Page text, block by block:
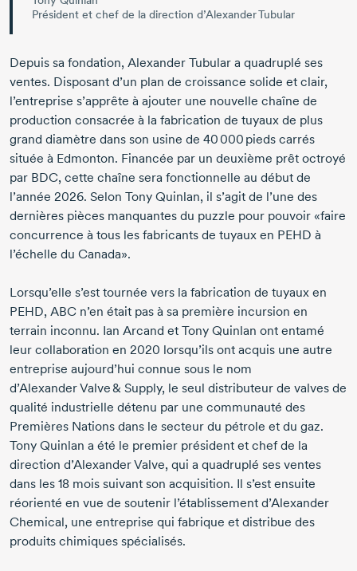
Président et chef de la direction d’Alexander Tubular
Depuis sa fondation, Alexander Tubular a quadruplé ses
ventes. Disposant d’un plan de croissance solide et clair,
l’entreprise s’apprête à ajouter une nouvelle chaîne de
production consacrée à la fabrication de tuyaux de plus
grand diamètre dans son usine de 40 000 pieds carrés
située à Edmonton. Financée par un deuxième prêt octroyé
par BDC, cette chaîne sera fonctionnelle au début de
l’année 2026. Selon Tony Quinlan, il s’agit de l’une des
dernières pièces manquantes du puzzle pour pouvoir «faire
concurrence à tous les fabricants de tuyaux en PEHD à
l’échelle du Canada».
Lorsqu’elle s’est tournée vers la fabrication de tuyaux en
PEHD, ABC n’en était pas à sa première incursion en
terrain inconnu. Ian Arcand et Tony Quinlan ont entamé
leur collaboration en 2020 lorsqu’ils ont acquis une autre
entreprise aujourd’hui connue sous le nom
d’Alexander Valve& Supply, le seul distributeur de valves de
qualité industrielle détenu par une communauté des
Premières Nations dans le secteur du pétrole et du gaz.
Tony Quinlan a été le premier président et chef de la
direction d’Alexander Valve, qui a quadruplé ses ventes
dans les 18 mois suivant son acquisition. Il s’est ensuite
réorienté en vue de soutenir l’établissement d’Alexander
Chemical, une entreprise qui fabrique et distribue des
produits chimiques spécialisés.